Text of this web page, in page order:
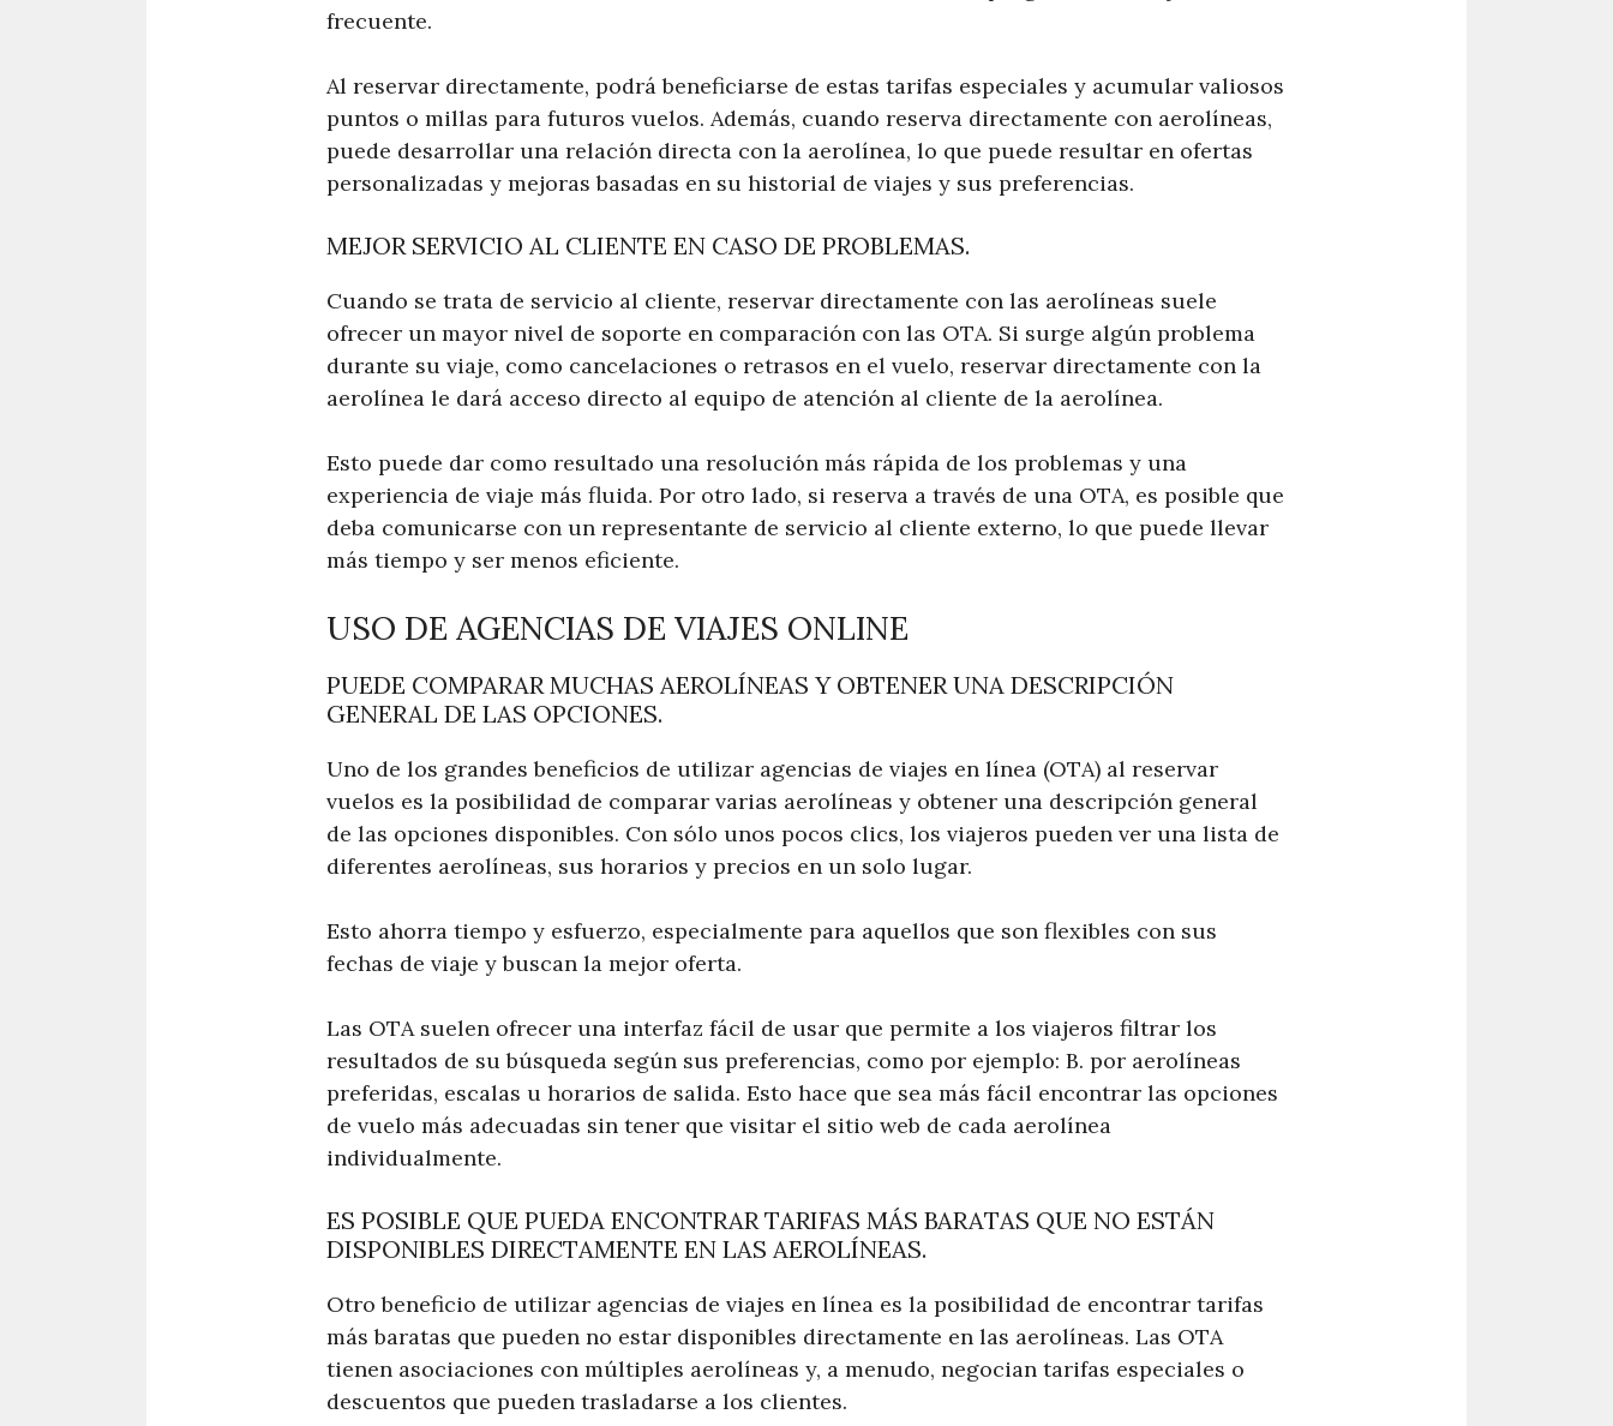
frecuente.
Al reservar directamente, podrá beneficiarse de estas tarifas especiales y acumular valiosos
puntos o millas para futuros vuelos. Además, cuando reserva directamente con aerolíneas,
puede desarrollar una relación directa con la aerolínea, lo que puede resultar en ofertas
personalizadas y mejoras basadas en su historial de viajes y sus preferencias.
MEJOR SERVICIO AL CLIENTE EN CASO DE PROBLEMAS.
Cuando se trata de servicio al cliente, reservar directamente con las aerolíneas suele
ofrecer un mayor nivel de soporte en comparación con las OTA. Si surge algún problema
durante su viaje, como cancelaciones o retrasos en el vuelo, reservar directamente con la
aerolínea le dará acceso directo al equipo de atención al cliente de la aerolínea.
Esto puede dar como resultado una resolución más rápida de los problemas y una
experiencia de viaje más fluida. Por otro lado, si reserva a través de una OTA, es posible que
deba comunicarse con un representante de servicio al cliente externo, lo que puede llevar
más tiempo y ser menos eficiente.
USO DE AGENCIAS DE VIAJES ONLINE
PUEDE COMPARAR MUCHAS AEROLÍNEAS Y OBTENER UNA DESCRIPCIÓN
GENERAL DE LAS OPCIONES.
Uno de los grandes beneficios de utilizar agencias de viajes en línea (OTA) al reservar
vuelos es la posibilidad de comparar varias aerolíneas y obtener una descripción general
de las opciones disponibles. Con sólo unos pocos clics, los viajeros pueden ver una lista de
diferentes aerolíneas, sus horarios y precios en un solo lugar.
Esto ahorra tiempo y esfuerzo, especialmente para aquellos que son flexibles con sus
fechas de viaje y buscan la mejor oferta.
Las OTA suelen ofrecer una interfaz fácil de usar que permite a los viajeros filtrar los
resultados de su búsqueda según sus preferencias, como por ejemplo: B. por aerolíneas
preferidas, escalas u horarios de salida. Esto hace que sea más fácil encontrar las opciones
de vuelo más adecuadas sin tener que visitar el sitio web de cada aerolínea
individualmente.
ES POSIBLE QUE PUEDA ENCONTRAR TARIFAS MÁS BARATAS QUE NO ESTÁN
DISPONIBLES DIRECTAMENTE EN LAS AEROLÍNEAS.
Otro beneficio de utilizar agencias de viajes en línea es la posibilidad de encontrar tarifas
más baratas que pueden no estar disponibles directamente en las aerolíneas. Las OTA
tienen asociaciones con múltiples aerolíneas y, a menudo, negocian tarifas especiales o
descuentos que pueden trasladarse a los clientes.